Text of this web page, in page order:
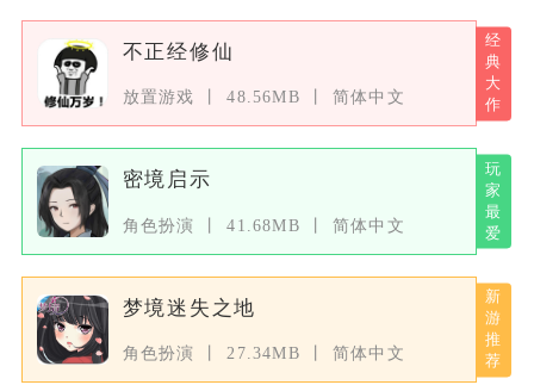
不正经修仙
放置游戏 48.56MB 简体中文
密境启示
角色扮演 41.68MB 简体中文
梦境迷失之地
角色扮演 27.34MB 简体中文